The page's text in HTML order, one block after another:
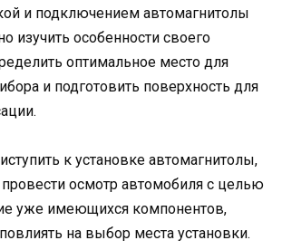
и подключением автомагнитолы
изучить особенности своего
оптимальное место для
и подготовить поверхность для
к установке автомагнитолы,
осмотр автомобиля с целью
уже имеющихся компонентов,
на выбор места установки.